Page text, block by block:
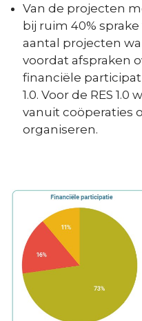
Van de projecten
bij ruim 40%
aantal projecten
voordat afspraken
financiële
1.0. Voor de RES
vanuit coöperaties
organiseren.